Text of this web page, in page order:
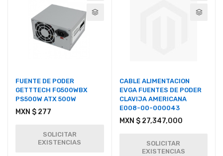
FUENTE DE PODER
GETTTECH FG500WBX
PS500W ATX 500W
MXN $ 277
SOLICITAR
EXISTENCIAS
CABLE ALIMENTACION
EVGA FUENTES DE PODER
CLAVIJA AMERICANA
E008-00-000043
MXN $ 27,347,000
SOLICITAR
EXISTENCIAS